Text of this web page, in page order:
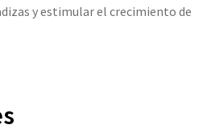
y estimular el crecimiento de